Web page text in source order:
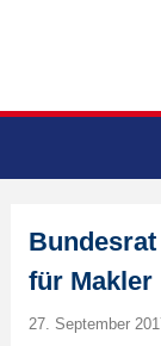
für Makler
27. September